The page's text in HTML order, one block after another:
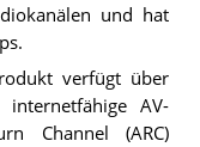
und hat
verfügt über
AV-
Channel (ARC)